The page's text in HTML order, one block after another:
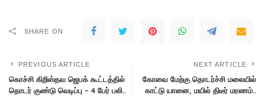
SHARE ON
PREVIOUS ARTICLE
கொச்சி கிறிஸ்தவ ஜெபக் கூட்டத்தில்
தொடர் குண்டு வெடிப்பு – 4 பேர் பலி..
NEXT ARTICLE
கோவை மேற்கு தொடர்ச்சி மலையில்
காட்டு யானை, மயில் திடீர் மரணம்..